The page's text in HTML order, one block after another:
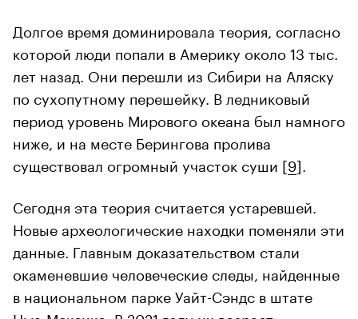
Долгое время доминировала теория, согласно
которой люди попали в Америку около 13 тыс.
лет назад. Они перешли из Сибири на Аляску
по сухопутному перешейку. В ледниковый
период уровень Мирового океана был намного
ниже, и на месте Берингова пролива
существовал огромный участок суши [9].
Сегодня эта теория считается устаревшей.
Новые археологические находки поменяли эти
данные. Главным доказательством стали
окаменевшие человеческие следы, найденные
в национальном парке Уайт-Сэндс в штате